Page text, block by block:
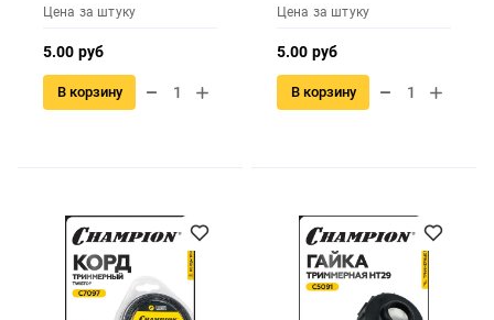
Цена за штуку
5.00 руб
В корзину
Цена за штуку
5.00 руб
В корзину